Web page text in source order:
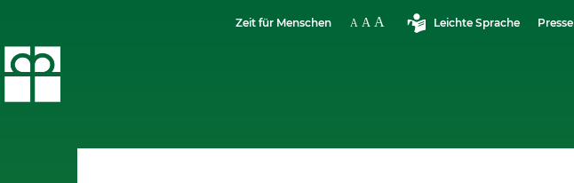
Zeit für Menschen Leichte Sprache Presse